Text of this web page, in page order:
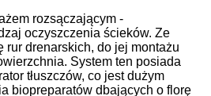
rozsączającym -
oczyszczenia ścieków. Ze
rur drenarskich, do jej montażu
System ten posiada
tłuszczów, co jest dużym
biopreparatów dbających o florę